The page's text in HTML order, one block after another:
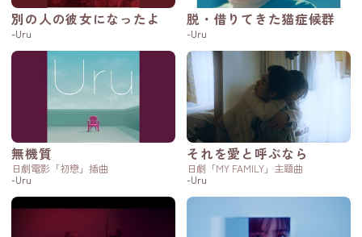
別の人の彼女になったよ
-Uru
脱・借りてきた猫症候群
-Uru
無機質
日劇電影「初戀」插曲
-Uru
それを愛と呼ぶなら
日劇「MY FAMILY」主題曲
-Uru